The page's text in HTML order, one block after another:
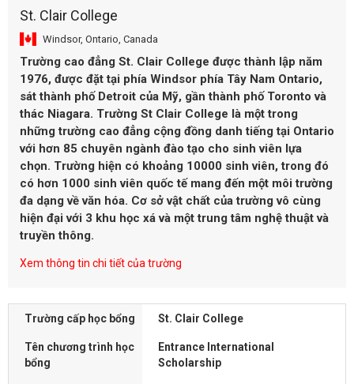
St. Clair College
Windsor, Ontario, Canada
Trường cao đẳng St. Clair College được thành lập năm
1976, được đặt tại phía Windsor phía Tây Nam Ontario,
sát thành phố Detroit của Mỹ, gần thành phố Toronto và
thác Niagara. Trường St Clair College là một trong
những trường cao đẳng cộng đồng danh tiếng tại Ontario
với hơn 85 chuyên ngành đào tạo cho sinh viên lựa
chọn. Trường hiện có khoảng 10000 sinh viên, trong đó
có hơn 1000 sinh viên quốc tế mang đến một môi trường
đa dạng về văn hóa. Cơ sở vật chất của trường vô cùng
hiện đại với 3 khu học xá và một trung tâm nghệ thuật và
truyền thông.
Xem thông tin chi tiết của trường
Trường cấp học bổng St. Clair College
Tên chương trình học
bổng
Entrance International
Scholarship